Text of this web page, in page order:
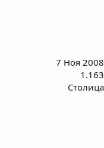
7 Ноя 2008
1.163
Столица